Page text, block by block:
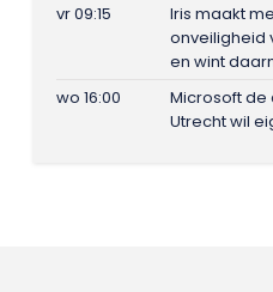
vr 09:15
Iris maakt
onveiligheid
en wint
wo 16:00
Microsoft de
Utrecht wil